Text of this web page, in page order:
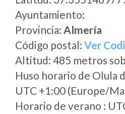
Ayuntamiento:
Provincia: Almería
Código postal: Ver
Altitud: 485 metros
Huso horario de Olula
UTC +1:00 (Europe/
Horario de verano :